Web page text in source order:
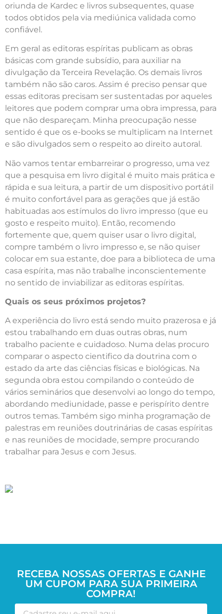
oriunda de Kardec e livros subsequentes, quase
todos obtidos pela via mediúnica validada como
confiável.
Em geral as editoras espíritas publicam as obras
básicas com grande subsídio, para auxiliar na
divulgação da Terceira Revelação. Os demais livros
também não são caros. Assim é preciso pensar que
essas editoras precisam ser sustentadas por aqueles
leitores que podem comprar uma obra impressa, para
que não despareçam. Minha preocupação nesse
sentido é que os e-books se multiplicam na Internet
e são divulgados sem o respeito ao direito autoral.
Não vamos tentar embarreirar o progresso, uma vez
que a pesquisa em livro digital é muito mais prática e
rápida e sua leitura, a partir de um dispositivo portátil
é muito confortável para as gerações que já estão
habituadas aos estímulos do livro impresso (que eu
gosto e respeito muito). Então, recomendo
fortemente que, quem quiser usar o livro digital,
compre também o livro impresso e, se não quiser
colocar em sua estante, doe para a biblioteca de uma
casa espírita, mas não trabalhe inconscientemente
no sentido de inviabilizar as editoras espíritas.
Quais os seus próximos projetos?
A experiência do livro está sendo muito prazerosa e já
estou trabalhando em duas outras obras, num
trabalho paciente e cuidadoso. Numa delas procuro
comparar o aspecto cientifico da doutrina com o
estado da arte das ciências físicas e biológicas. Na
segunda obra estou compilando o conteúdo de
vários seminários que desenvolvi ao longo do tempo,
abordando mediunidade, passe e perispírito dentre
outros temas. Também sigo minha programação de
palestras em reuniões doutrinárias de casas espíritas
e nas reuniões de mocidade, sempre procurando
trabalhar para Jesus e com Jesus.
RECEBA NOSSAS OFERTAS E GANHE
UM CUPOM PARA SUA PRIMEIRA
COMPRA!